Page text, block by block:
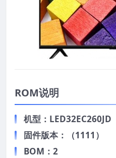
ROM说明
机型：LED32EC260JD
固件版本：（1111）
BOM：2